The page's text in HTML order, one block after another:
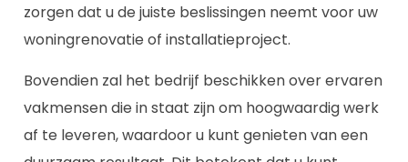
zorgen dat u de juiste beslissingen neemt voor uw
woningrenovatie of installatieproject.
Bovendien zal het bedrijf beschikken over ervaren
vakmensen die in staat zijn om hoogwaardig werk
af te leveren, waardoor u kunt genieten van een